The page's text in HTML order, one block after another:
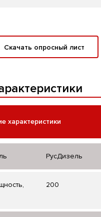
Скачать опросный лист
характеристики
РусДизель
200